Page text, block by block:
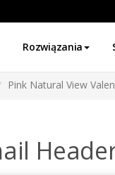
Rozwiązania
Pink Natural View